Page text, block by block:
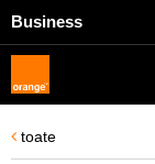
Business
toate